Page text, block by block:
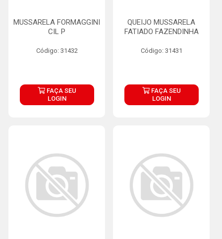
MUSSARELA FORMAGGINI
CIL P
Código: 31432
FAÇA SEU
LOGIN
QUEIJO MUSSARELA
FATIADO FAZENDINHA
Código: 31431
FAÇA SEU
LOGIN